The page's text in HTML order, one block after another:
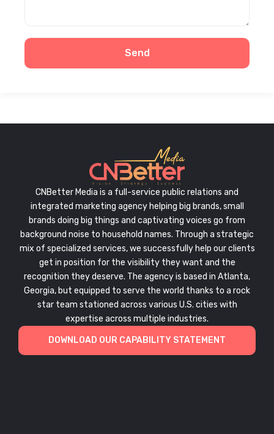
Send
CNBetter Media is a full-service public relations and
integrated marketing agency helping big brands, small
brands doing big things and captivating voices go from
background noise to household names. Through a strategic
mix of specialized services, we successfully help our clients
get in position for the visibility they want and the
recognition they deserve. The agency is based in Atlanta,
Georgia, but equipped to serve the world thanks to a rock
star team stationed across various U.S. cities with
expertise across multiple industries.
DOWNLOAD OUR CAPABILITY STATEMENT